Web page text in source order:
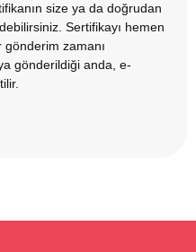
size ya da doğrudan
Sertifikayı hemen
zamanı
gönderildiği anda, e-